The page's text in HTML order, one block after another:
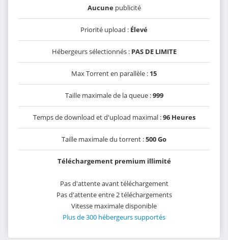
Aucunepublicité
Priorité upload : Élevé
Hébergeurs sélectionnés : PAS DE LIMITE
Max Torrent en parallèle : 15
Taille maximale de la queue :999
Temps de download et d'upload maximal :96 Heures
Taille maximale du torrent :500 Go
Téléchargement premium illimité
Pas d'attente avant téléchargement
Pas d'attente entre 2 téléchargements
Vitesse maximale disponible
Plus de 300 hébergeurs supportés